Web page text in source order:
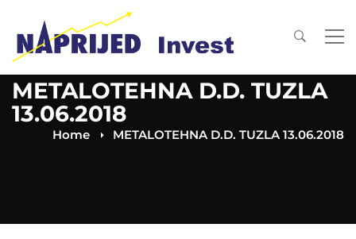
METALOTEHNA D.D. TUZLA
13.06.2018
Home METALOTEHNA D.D. TUZLA 13.06.2018